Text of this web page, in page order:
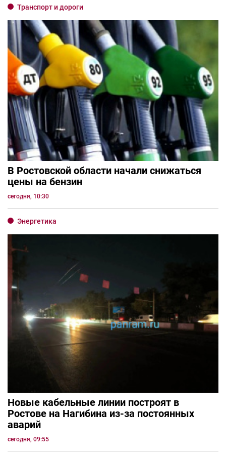
Транспорт и дороги
В Ростовской области начали снижаться
цены на бензин
сегодня, 10:30
Энергетика
Новые кабельные линии построят в
Ростове на Нагибина из-за постоянных
аварий
сегодня, 09:55